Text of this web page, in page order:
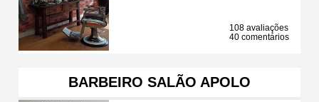
108 avaliações
40 comentários
BARBEIRO SALÃO APOLO